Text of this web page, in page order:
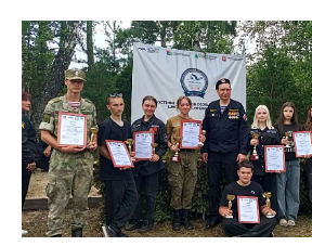
испанском городе Пуэрто-де-ла-Крус.
на этом турнире возглавит тренер
Дмитрий Андреев.